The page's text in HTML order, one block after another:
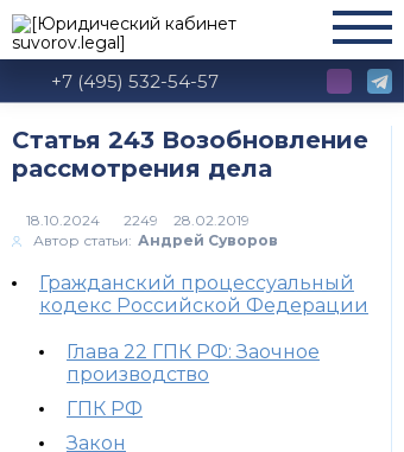
+7 (495) 532-54-57
Статья 243 Возобновление
рассмотрения дела
2249
Автор статьи: Андрей Суворов
Гражданский процессуальный
кодекс Российской Федерации
Глава 22 ГПК РФ: Заочное
производство
ГПК РФ
Закон